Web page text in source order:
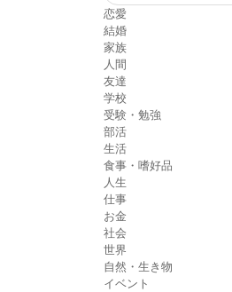
恋愛
結婚
家族
人間
友達
学校
受験・勉強
部活
生活
食事・嗜好品
人生
仕事
お金
社会
世界
自然・生き物
イベント